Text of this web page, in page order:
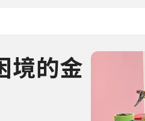
境的金